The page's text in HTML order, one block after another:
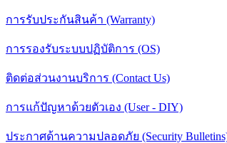
การรับประกันสินค้า (Warranty)
การรองรับระบบปฏิบัติการ (OS)
ติดต่อส่วนงานบริการ (Contact Us)
การแก้ปัญหาด้วยตัวเอง (User - DIY)
ประกาศด้านความปลอดภัย (Security